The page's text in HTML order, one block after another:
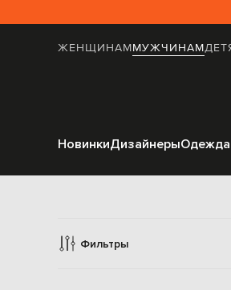
ЖЕНЩИНАММУЖЧИНАМ
НовинкиДизайнерыОдежда
Фильтры